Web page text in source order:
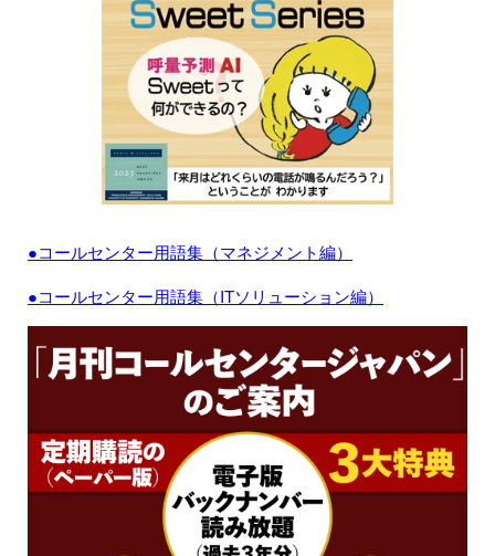
●コールセンター用語集（マネジメント編）
●コールセンター用語集（ITソリューション編）